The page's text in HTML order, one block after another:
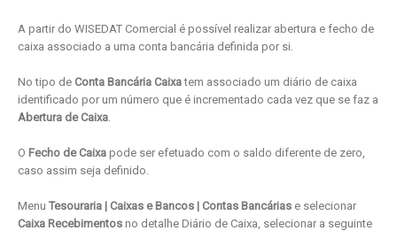
A partir do WISEDAT Comercial é possível realizar abertura e fecho de
caixa associado a uma conta bancária definida por si.
No tipo de Conta Bancária Caixatem associado um diário de caixa
identificado por um número que é incrementado cada vez que se faz a
Abertura de Caixa.
O Fecho de Caixa pode ser efetuado com o saldo diferente de zero,
caso assim seja definido.
Menu Tesouraria | Caixas e Bancos | Contas Bancárias e selecionar
Caixa Recebimentos no detalhe Diário de Caixa, selecionar a seguinte